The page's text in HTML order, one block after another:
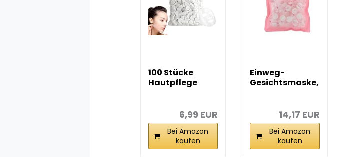
100 Stücke
Hautpflege
6,99 EUR
Bei Amazon
kaufen
Einweg-
Gesichtsmaske,
14,17 EUR
Bei Amazon
kaufen